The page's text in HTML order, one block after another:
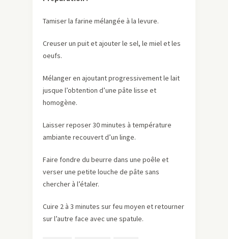
Tamiser la farine mélangée à la levure.
Creuser un puit et ajouter le sel, le miel et les
oeufs.
Mélanger en ajoutant progressivement le lait
jusque l’obtention d’une pâte lisse et
homogène.
Laisser reposer 30 minutes à température
ambiante recouvert d’un linge.
Faire fondre du beurre dans une poêle et
verser une petite louche de pâte sans
chercher à l’étaler.
Cuire 2 à 3 minutes sur feu moyen et retourner
sur l’autre face avec une spatule.